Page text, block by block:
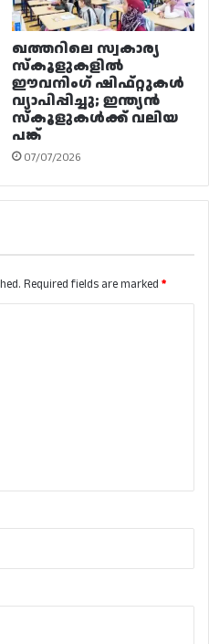
ഖത്തറിലെ സ്വകാര്യ
സ്കൂളുകളിൽ
ഈവനിംഗ് ഷിഫ്റ്റുകൾ
വ്യാപിപ്പിച്ചു; ഇന്ത്യൻ
സ്കൂളുകൾക്ക് വലിയ
പങ്ക്
07/07/2026
Required fields are marked *